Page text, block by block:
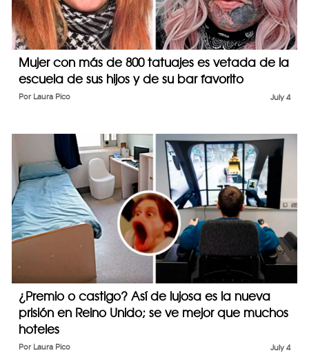
Mujer con más de 800 tatuajes es vetada de la
escuela de sus hijos y de su bar favorito
July 4
Por Laura Pico
¿Premio o castigo? Así de lujosa es la nueva
prisión en Reino Unido; se ve mejor que muchos
hoteles
July 4
Por Laura Pico